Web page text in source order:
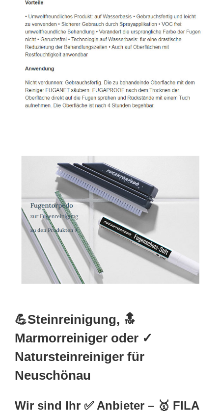
💪Steinreinigung, 🔝
Marmorreiniger oder ✓
Natursteinreiniger für
Neuschönau
Wir sind Ihr ✅ Anbieter – 🥇 FILA